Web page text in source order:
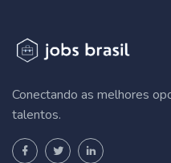
Conectando as melhores
talentos.